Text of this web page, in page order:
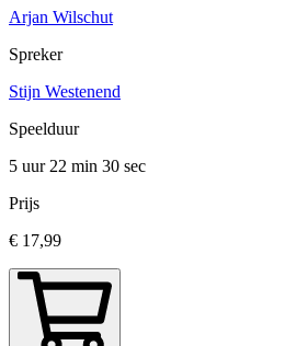
Arjan Wilschut
Spreker
Stijn Westenend
Speelduur
5 uur 22 min 30 sec
Prijs
€ 17,99